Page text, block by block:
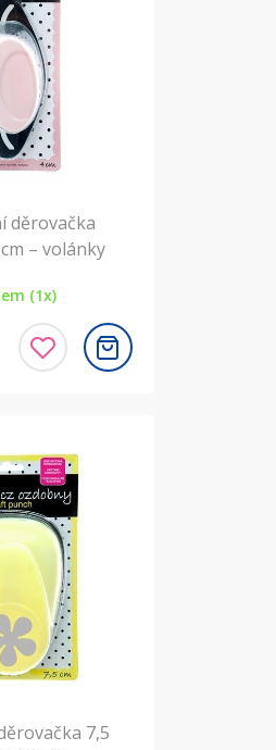
děrovačka
– volánky
(1x)
7,5